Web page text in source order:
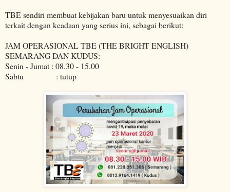
TBE sendiri membuat kebijakan baru untuk menyesuaikan diri
terkait dengan keadaan yang serius ini, sebagai berikut:
JAM OPERASIONAL TBE (THE BRIGHT ENGLISH)
SEMARANG DAN KUDUS:
Senin - Jumat : 08.30 - 15.00
Sabtu : tutup